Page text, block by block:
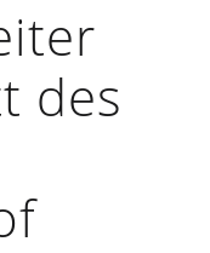
des